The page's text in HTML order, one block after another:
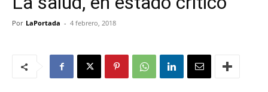
Por LaPortada - 4 febrero, 2018